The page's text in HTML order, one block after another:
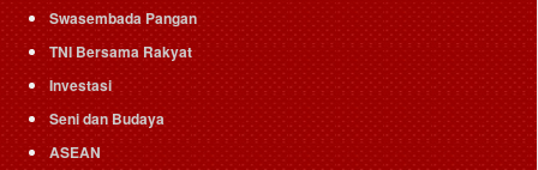
Swasembada Pangan
TNI Bersama Rakyat
Investasi
Seni dan Budaya
ASEAN